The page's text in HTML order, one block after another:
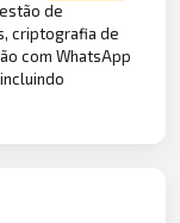
de
criptografia de
com WhatsApp